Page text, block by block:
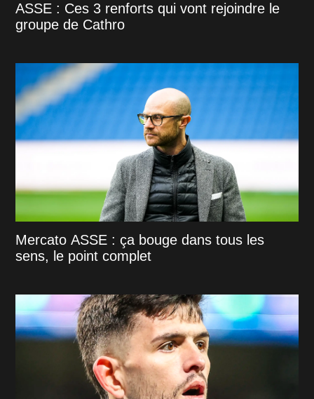
ASSE : Ces 3 renforts qui vont rejoindre le
groupe de Cathro
Mercato ASSE : ça bouge dans tous les
sens, le point complet